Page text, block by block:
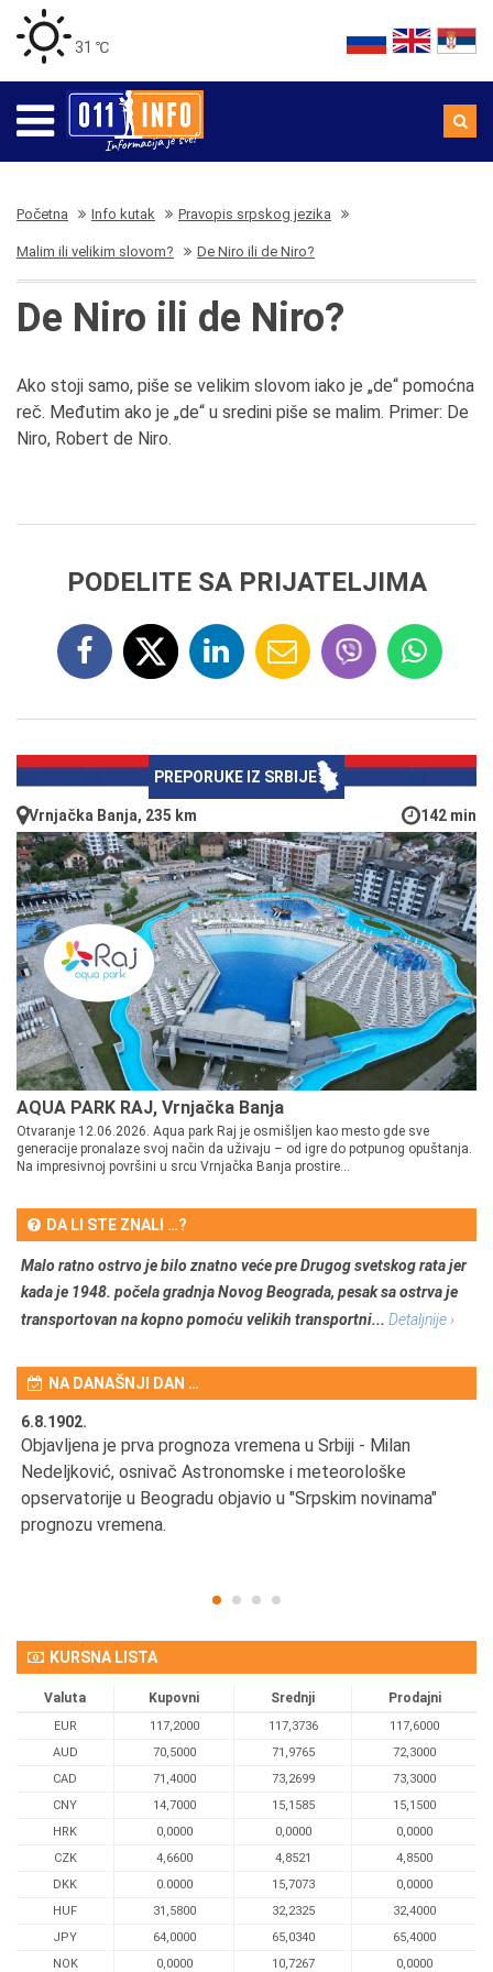
31 ℃
Početna Info kutak Pravopis srpskog jezika
Malim ili velikim slovom? De Niro ili de Niro?
De Niro ili de Niro?
Ako stoji samo, piše se velikim slovom iako je „de“ pomoćna
reč. Međutim ako je „de“ u sredini piše se malim. Primer: De
Niro, Robert de Niro.
PODELITE SA PRIJATELJIMA
PREPORUKE IZ SRBIJE
Vrnjačka Banja, 235 km 142 min
AQUA PARK RAJ, Vrnjačka Banja
Otvaranje 12.06.2026. Aqua park Raj je osmišljen kao mesto gde sve
generacije pronalaze svoj način da uživaju – od igre do potpunog opuštanja.
Na impresivnoj površini u srcu Vrnjačka Banja prostire...
DA LI STE ZNALI …?
Malo ratno ostrvo je bilo znatno veće pre Drugog svetskog rata jer
kada je 1948. počela gradnja Novog Beograda, pesak sa ostrva je
transportovan na kopno pomoću velikih transportni... Detaljnije ›
NA DANAŠNJI DAN …
6.8.1902.
Objavljena je prva prognoza vremena u Srbiji - Milan
Nedeljković, osnivač Astronomske i meteorološke
opservatorije u Beogradu objavio u "Srpskim novinama"
prognozu vremena.
KURSNA LISTA
Valuta Kupovni Srednji Prodajni
EUR 117,2000 117,3736
117,6000
AUD
70,5000 71,9765
72,3000
CAD
71,4000 73,2699
73,3000
CNY
14,7000 15,1585
15,1500
HRK
0,0000 0,0000
0,0000
CZK
4,6600 4,8521
4,8500
DKK
0.0000 15,7073
0,0000
HUF
31,5800 32,2325
32,4000
JPY
64,0000 65,0340
65,4000
NOK
0,0000 10,7267 0,0000